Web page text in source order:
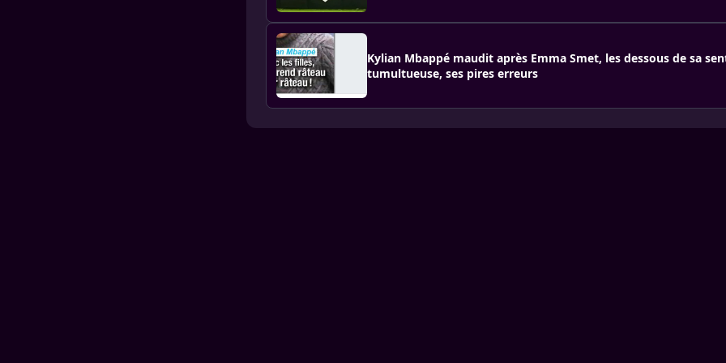
Kylian Mbappé maudit après Emma Smet, les dessous de sa
tumultueuse, ses pires erreurs